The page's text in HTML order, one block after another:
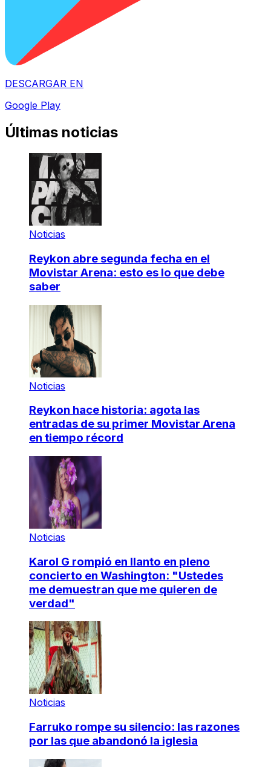
DESCARGAR EN
Google Play
Últimas noticias
Noticias
Reykon abre segunda fecha en el
Movistar Arena: esto es lo que debe
saber
Noticias
Reykon hace historia: agota las
entradas de su primer Movistar Arena
en tiempo récord
Noticias
Karol G rompió en llanto en pleno
concierto en Washington: "Ustedes
me demuestran que me quieren de
verdad"
Noticias
Farruko rompe su silencio: las razones
por las que abandonó la iglesia